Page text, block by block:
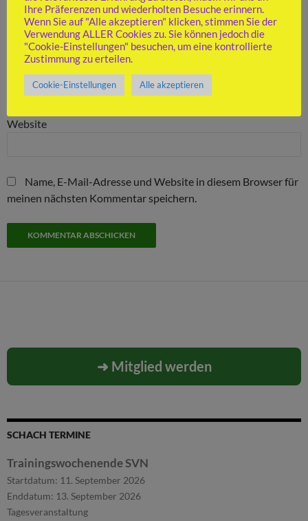
Name*
E-Mail-Adresse*
Website
Name, E-Mail-Adresse und Website in diesem Browser für
meinen nächsten Kommentar speichern.
➜ Mitglied werden
SCHACH TERMINE
Trainingswochenende SVN
Startdatum: 11. September 2026
Enddatum: 13. September 2026
Tagesveranstaltung
Ihre Präferenzen und wiederholten Besuche erinnern.
Wenn Sie auf "Alle akzeptieren" klicken, stimmen Sie der
Verwendung ALLER Cookies zu. Sie können jedoch die
"Cookie-Einstellungen" besuchen, um eine kontrollierte
Zustimmung zu erteilen.
Cookie-Einstellungen Alle akzeptieren